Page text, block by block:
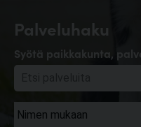
Palveluhaku
Syötä paikkakunta,